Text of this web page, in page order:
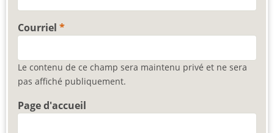
Courriel
Le contenu de ce champ sera maintenu privé et ne sera
pas affiché publiquement.
Page d'accueil